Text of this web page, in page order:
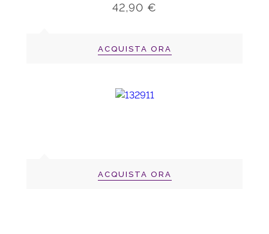
42,90 €
ACQUISTA ORA
ACQUISTA ORA